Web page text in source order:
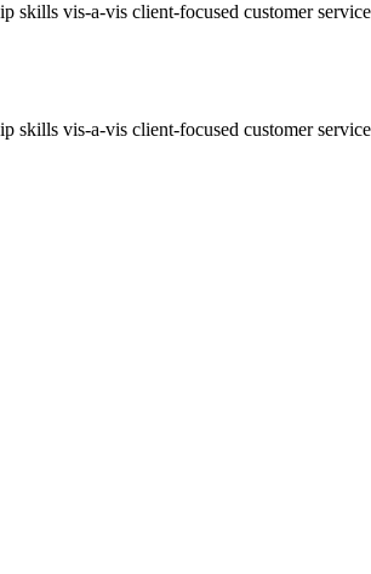
skills vis-a-vis client-focused customer
skills vis-a-vis client-focused customer